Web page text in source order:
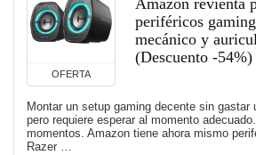
OFERTA
Amazon revienta
periféricos
mecánico y
(Descuento -54%)
Montar un setup gaming decente sin gastar
pero requiere esperar al momento
momentos. Amazon tiene ahora mismo
Razer …